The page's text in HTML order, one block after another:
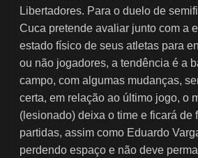
Libertadores. Para o duelo de
Cuca pretende avaliar junto com a
estado físico de seus atletas para
ou não jogadores, a tendência é a
campo, com algumas mudanças,
certa, em relação ao último jogo, o
(lesionado) deixa o time e ficará de
partidas, assim como Eduardo
perdendo espaço e não deve